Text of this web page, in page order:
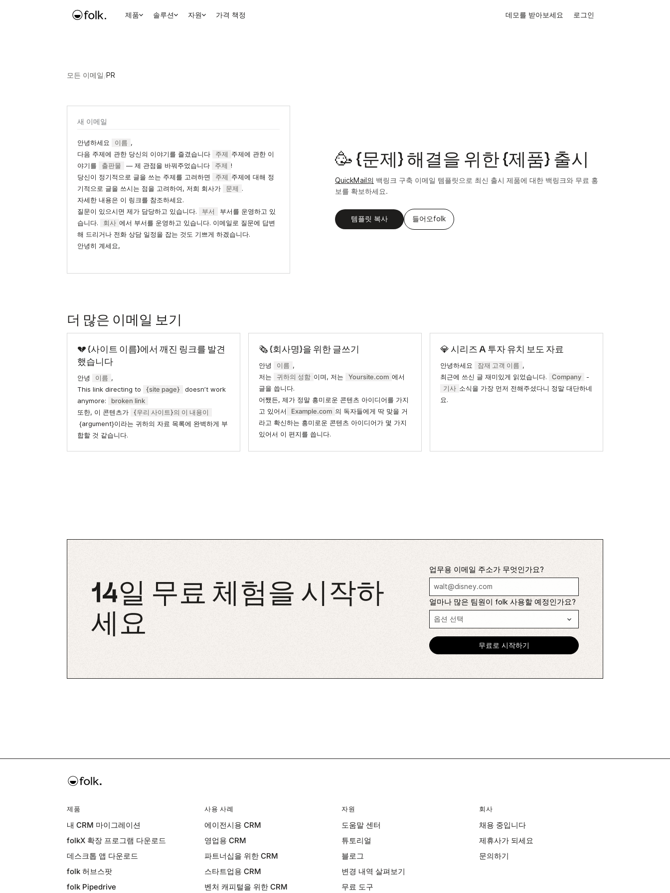
제품 솔루션 자원 가격 책정 데모를 받아보세요 로그인
모든 이메일/PR
새 이메일
안녕하세요 이름 ,
다음 주제에 관한 당신의 이야기를 즐겼습니다
주제 주제에 관한 이
야기를
출판물 — 제 관점을 바꿔주었습니다 주제 !
당신이 정기적으로 글을 쓰는 주제를 고려하면
주제 주제에 대해 정
기적으로 글을 쓰시는 점을 고려하여, 저희 회사가
문제 .
자세한 내용은 이 링크를 참조하세요.
질문이 있으시면 제가 담당하고 있습니다.
부서
부서를 운영하고 있
습니다.
회사 에서 부서를 운영하고 있습니다. 이메일로 질문에 답변
해 드리거나 전화 상담 일정을 잡는 것도 기쁘게 하겠습니다.
안녕히 계세요,
🥳 {문제} 해결을 위한 {제품} 출시
QuickMail의 백링크 구축 이메일 템플릿으로 최신 출시 제품에 대한 백링크와 무료 홍
보를 확보하세요.
템플릿 복사 들어오folk
더 많은 이메일 보기
💔 {사이트 이름}에서 깨진 링크를 발견
했습니다
안녕 이름 ,
This link directing to
{site page}
doesn’t work
anymore:
broken link
또한, 이 콘텐츠가
{우리 사이트}의 이 내용이
{argument}이라는 귀하의 자료 목록에 완벽하게 부
합할 것 같습니다.
🗞 {회사명}을 위한 글쓰기
안녕 이름 ,
저는
귀하의 성함 이며, 저는 Yoursite.com 에서
글을 씁니다.
어쨌든, 제가 정말 흥미로운 콘텐츠 아이디어를 가지
고 있어서
Example.com 의 독자들에게 딱 맞을 거
라고 확신하는 흥미로운 콘텐츠 아이디어가 몇 가지
있어서 이 편지를 씁니다.
💎 시리즈 A 투자 유치 보도 자료
안녕하세요 잠재 고객 이름 ,
최근에 쓰신 글 재미있게 읽었습니다.
Company
-
기사 소식을 가장 먼저 전해주셨다니 정말 대단하네
요.
14일 무료 체험을 시작하
세요
업무용 이메일 주소가 무엇인가요?
얼마나 많은 팀원이 folk 사용할 예정인가요?
제품
내 CRM 마이그레이션
folkX 확장 프로그램 다운로드
데스크톱 앱 다운로드
folk 허브스팟
folk Pipedrive
사용 사례
에이전시용 CRM
영업용 CRM
파트너십을 위한 CRM
스타트업용 CRM
벤처 캐피털을 위한 CRM
자원
도움말 센터
튜토리얼
블로그
변경 내역 살펴보기
무료 도구
회사
채용 중입니다
제휴사가 되세요
문의하기